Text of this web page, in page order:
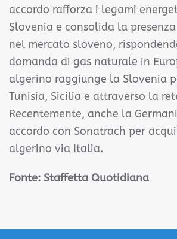
accordo rafforza i legami
Slovenia e consolida la
nel mercato sloveno,
domanda di gas naturale in
algerino raggiunge la Slovenia
Tunisia, Sicilia e attraverso la
Recentemente, anche la
accordo con Sonatrach per
algerino via Italia.
Fonte: Staffetta Quotidiana